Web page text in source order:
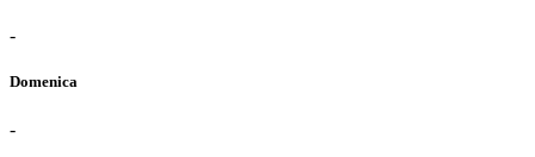
-
Domenica
-